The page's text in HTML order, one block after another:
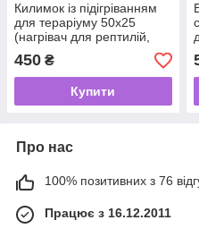
Килимок із підігріванням
для тераріуму 50х25
(нагрівач для рептилій,
равликів, ящірок, черепах,
тритонів) 25 Вт
450 ₴
Купити
Про нас
100% позитивних з 76
Працює з 16.12.2011